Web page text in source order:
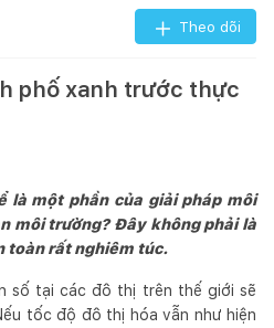
Theo dõi
phố xanh trước thực
là một phần của giải pháp môi
môi trường? Đây không phải là
toàn rất nghiêm túc.
số tại các đô thị trên thế giới sẽ
tốc độ đô thị hóa vẫn như hiện